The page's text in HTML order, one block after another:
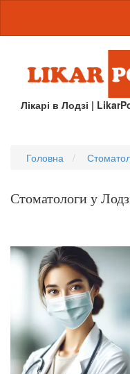
Лікарі в Лодзі |
Головна
Стоматологи у